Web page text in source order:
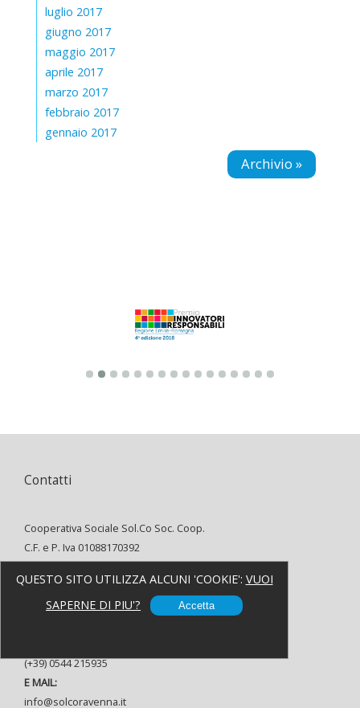
QUESTO SITO UTILIZZA ALCUNI 'COOKIE': VUOI
SAPERNE DI PIU'?
Accetta
luglio 2017
giugno 2017
maggio 2017
aprile 2017
marzo 2017
febbraio 2017
gennaio 2017
Archivio »
Contatti
Cooperativa Sociale Sol.Co Soc. Coop.
C.F. e P. Iva 01088170392
INDIRIZZO:
Via Alfredo Oriani, 8 48121 Ravenna
TELEFONO:
(+39) 0544 215935
E MAIL:
info@solcoravenna.it